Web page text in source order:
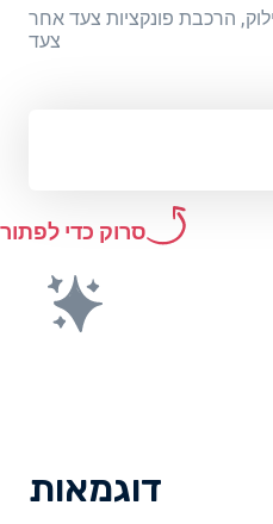
הרכבת פונקציות צעד אחר
צעד
סרוק כדי לפתור
דוגמאות